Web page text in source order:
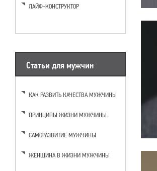
ЛАЙФ-КОНСТРУКТОР
Статьи для мужчин
КАК РАЗВИТЬ КАЧЕСТВА МУЖЧИНЫ
ПРИНЦИПЫ ЖИЗНИ МУЖЧИНЫ.
САМОРАЗВИТИЕ МУЖЧИНЫ
ЖЕНЩИНА В ЖИЗНИ МУЖЧИНЫ